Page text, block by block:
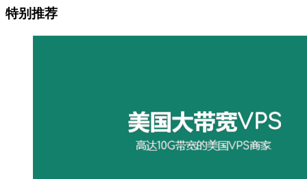
特别推荐